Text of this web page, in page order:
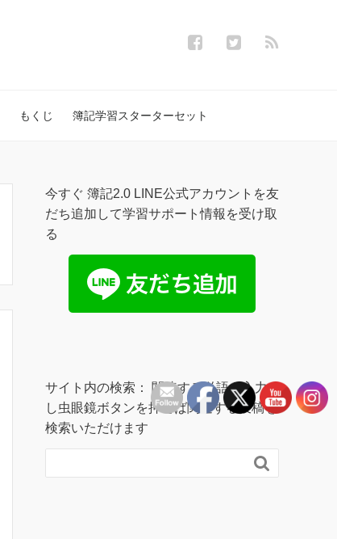
もくじ 簿記学習スターターセット
今すぐ 簿記2.0 LINE公式アカウントを友
だち追加して学習サポート情報を受け取
る
サイト内の検索： 関連する単語を入力
し虫眼鏡ボタンを押せば関連する投稿を
検索いただけます
